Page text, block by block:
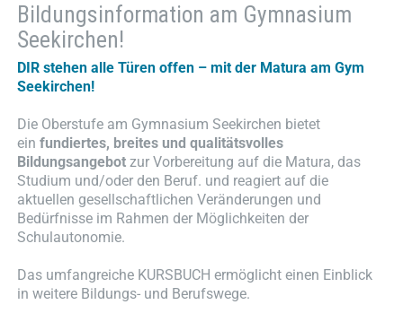
Bildungsinformation am Gymnasium
Seekirchen!
DIR stehen alle Türen offen – mit der Matura am Gym
Seekirchen!
Die Oberstufe am Gymnasium Seekirchen bietet
ein fundiertes, breites und qualitätsvolles
Bildungsangebotzur Vorbereitung auf die Matura, das
Studium und/oder den Beruf. und reagiert auf die
aktuellen gesellschaftlichen Veränderungen und
Bedürfnisse im Rahmen der Möglichkeiten der
Schulautonomie.
Das umfangreiche KURSBUCH ermöglicht einen Einblick
in weitere Bildungs- und Berufswege.